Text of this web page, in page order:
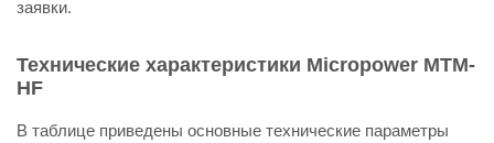
заявки.
Технические характеристики Micropower MTM-
HF
В таблице приведены основные технические параметры